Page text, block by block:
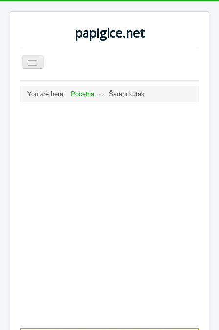
papigice.net
Toggle
Navigation
You are here: Početna -> Šareni kutak